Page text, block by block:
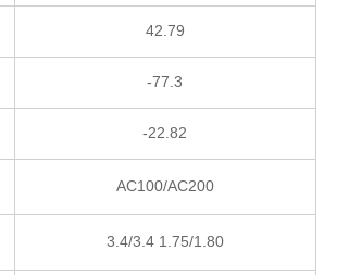
42.79
-77.3
-22.82
AC100/AC200
3.4/3.4 1.75/1.80